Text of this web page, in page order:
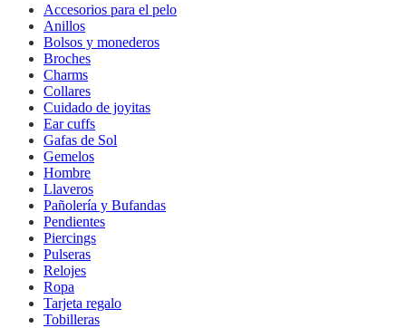
Accesorios para el pelo
Anillos
Bolsos y monederos
Broches
Charms
Collares
Cuidado de joyitas
Ear cuffs
Gafas de Sol
Gemelos
Hombre
Llaveros
Pañolería y Bufandas
Pendientes
Piercings
Pulseras
Relojes
Ropa
Tarjeta regalo
Tobilleras